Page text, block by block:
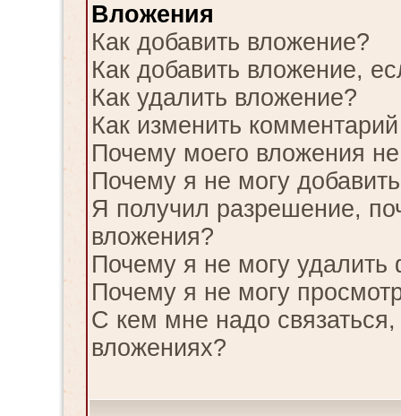
Вложения
Как добавить вложение?
Как добавить вложение,
Как удалить вложение?
Как изменить
Почему моего вложения
Почему я не могу
Я получил разрешение,
вложения?
Почему я не могу
Почему я не могу
С кем мне надо
вложениях?